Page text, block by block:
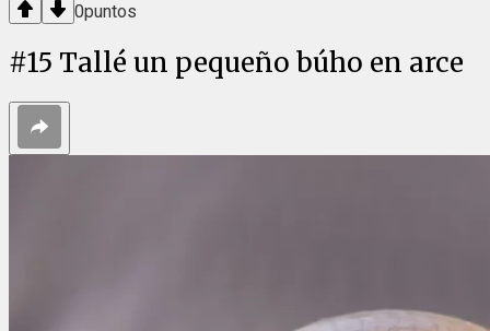
0puntos
#15 Tallé un pequeño búho en arce